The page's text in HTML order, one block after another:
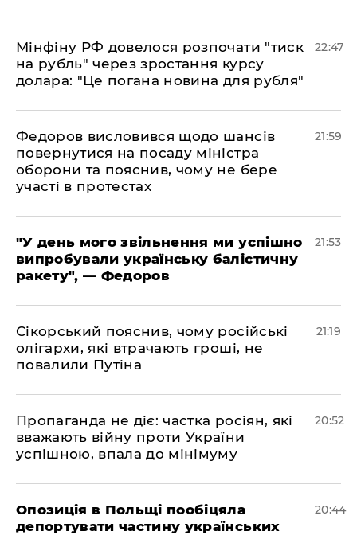
​Мінфіну РФ довелося розпочати "тиск
на рубль" через зростання курсу
долара: "Це погана новина для рубля"
22:47
​Федоров висловився щодо шансів
повернутися на посаду міністра
оборони та пояснив, чому не бере
участі в протестах
21:59
​"У день мого звільнення ми успішно
випробували українську балістичну
ракету", — Федоров
21:53
​Сікорський пояснив, чому російські
олігархи, які втрачають гроші, не
повалили Путіна
21:19
​Пропаганда не діє: частка росіян, які
вважають війну проти України
успішною, впала до мінімуму
20:52
​Опозиція в Польщі пообіцяла
депортувати частину українських
20:44